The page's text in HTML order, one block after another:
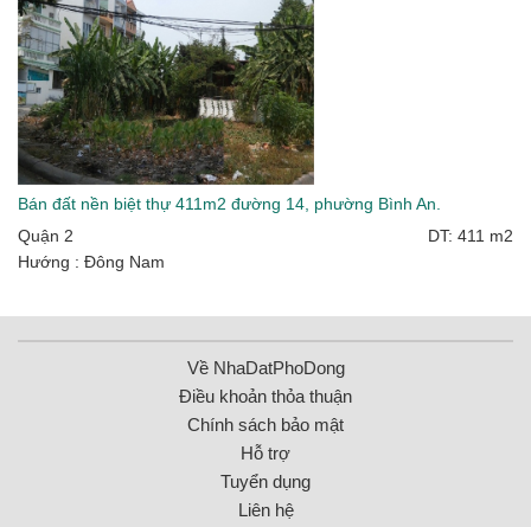
Bán đất nền biệt thự 411m2 đường 14, phường Bình An.
Quận 2
DT: 411 m2
Hướng : Đông Nam
Về NhaDatPhoDong
Điều khoản thỏa thuận
Chính sách bảo mật
Hỗ trợ
Tuyển dụng
Liên hệ